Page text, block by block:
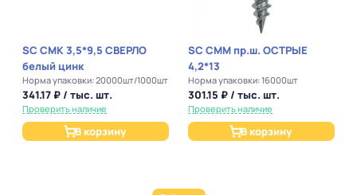
SC СМК 3,5*9,5 СВЕРЛО
белый цинк
Норма упаковки: 20000шт/1000шт
341.17 ₽ / тыс. шт.
Проверить наличие
В корзину
SC СММ пр.ш. ОСТРЫЕ
4,2*13
Норма упаковки: 16000шт
301.15 ₽ / тыс. шт.
Проверить наличие
В корзину